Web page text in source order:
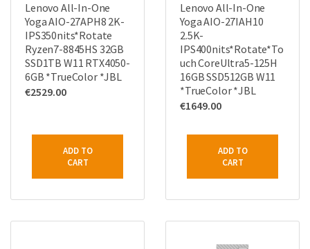
Lenovo All-In-One
Yoga AIO-27APH8 2K-
IPS350nits*Rotate
Ryzen7-8845HS 32GB
SSD1TB W11 RTX4050-
6GB *TrueColor *JBL
€2529.00
ADD TO
CART
Lenovo All-In-One
Yoga AIO-27IAH10
2.5K-
IPS400nits*Rotate*To
uch CoreUltra5-125H
16GB SSD512GB W11
*TrueColor *JBL
€1649.00
ADD TO
CART